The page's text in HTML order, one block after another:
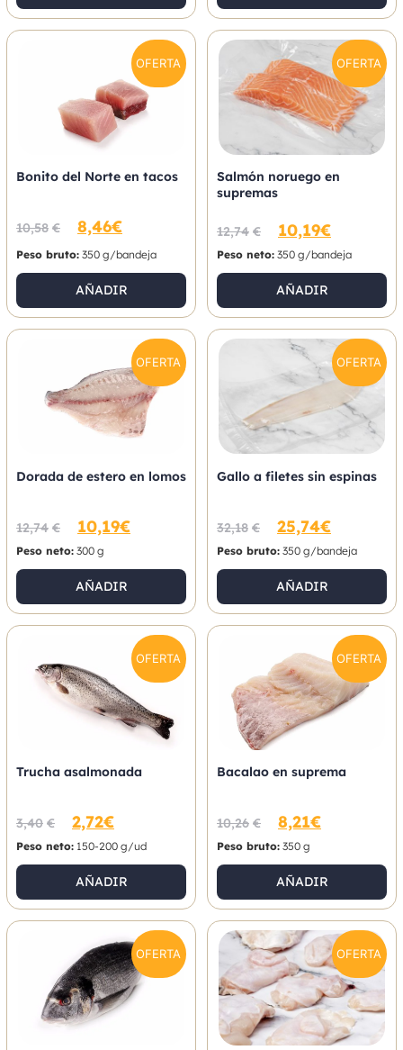
OFERTA
Bonito del Norte en tacos
10,58 € 8,46€
Peso bruto: 350 g/bandeja
AÑADIR
OFERTA
Salmón noruego en
supremas
12,74 € 10,19€
Peso neto: 350 g/bandeja
AÑADIR
OFERTA
Dorada de estero en lomos
12,74 € 10,19€
Peso neto: 300 g
AÑADIR
OFERTA
Gallo a filetes sin espinas
32,18 € 25,74€
Peso bruto: 350 g/bandeja
AÑADIR
OFERTA
Trucha asalmonada
3,40 € 2,72€
Peso neto: 150-200 g/ud
AÑADIR
OFERTA
Bacalao en suprema
10,26 € 8,21€
Peso bruto: 350 g
AÑADIR
OFERTA OFERTA